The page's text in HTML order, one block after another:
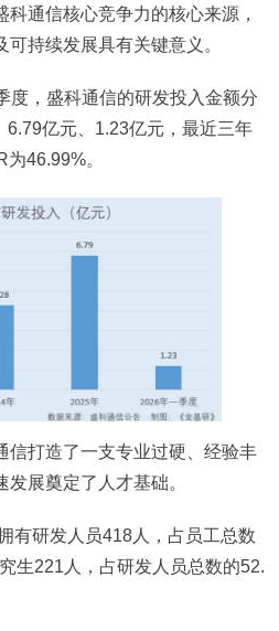
通信核心竞争力的核心来源，
持续发展具有关键意义。
度，盛科通信的研发投入金额分
6.79亿元、1.23亿元，最近三年
46.99%。
信打造了一支专业过硬、经验丰
展奠定了人才基础。
有研发人员418人，占员工总数
生221人，占研发人员总数的52.